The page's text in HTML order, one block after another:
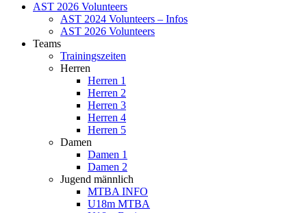
AST 2026 Volunteers
AST 2024 Volunteers – Infos
AST 2026 Volunteers
Teams
Trainingszeiten
Herren
Herren 1
Herren 2
Herren 3
Herren 4
Herren 5
Damen
Damen 1
Damen 2
Jugend männlich
MTBA INFO
U18m MTBA